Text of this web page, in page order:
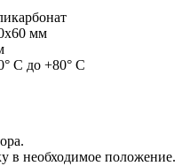
мм
С до +80° С
в необходимое положение.